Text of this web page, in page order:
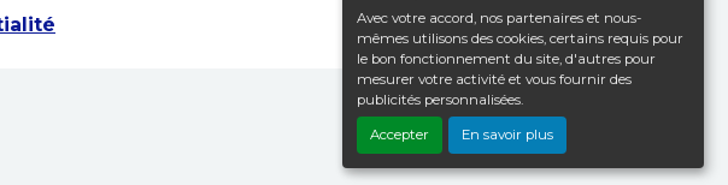
Avec votre accord, nos partenaires et nous-
mêmes utilisons des cookies, certains requis pour
le bon fonctionnement du site, d'autres pour
mesurer votre activité et vous fournir des
publicités personnalisées.
Accepter En savoir plus
Haut de page